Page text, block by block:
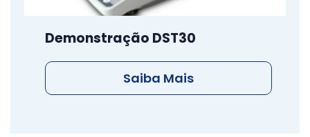
Demonstração DST30
Saiba Mais